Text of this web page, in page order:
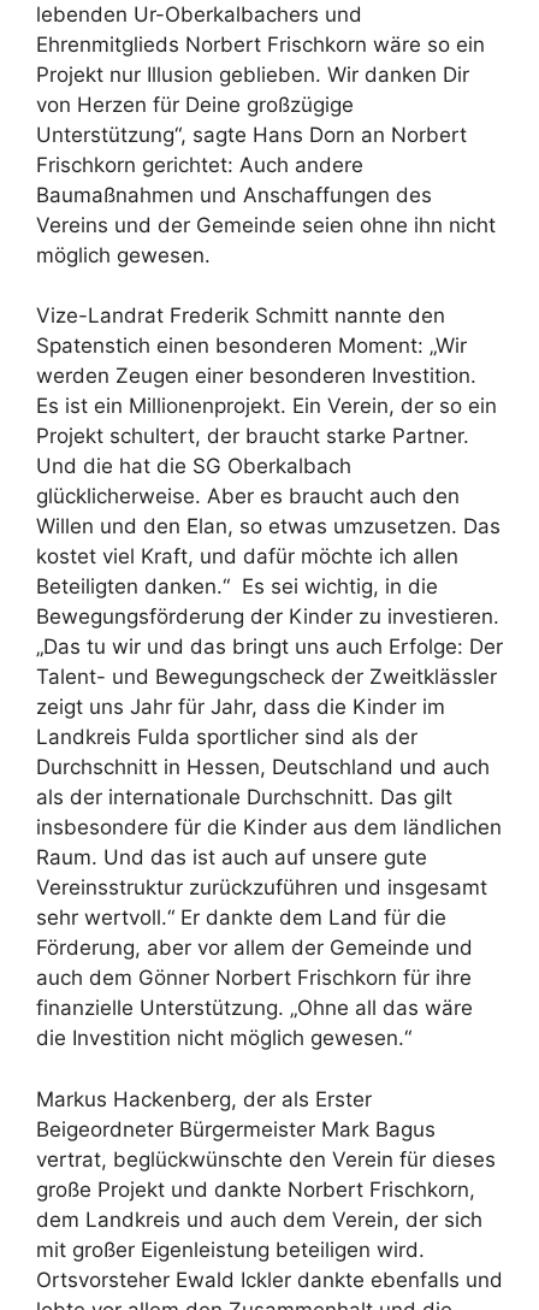
lebenden Ur-Oberkalbachers und
Ehrenmitglieds Norbert Frischkorn wäre so ein
Projekt nur Illusion geblieben. Wir danken Dir
von Herzen für Deine großzügige
Unterstützung“, sagte Hans Dorn an Norbert
Frischkorn gerichtet: Auch andere
Baumaßnahmen und Anschaffungen des
Vereins und der Gemeinde seien ohne ihn nicht
möglich gewesen.
Vize-Landrat Frederik Schmitt nannte den
Spatenstich einen besonderen Moment: „Wir
werden Zeugen einer besonderen Investition.
Es ist ein Millionenprojekt. Ein Verein, der so ein
Projekt schultert, der braucht starke Partner.
Und die hat die SG Oberkalbach
glücklicherweise. Aber es braucht auch den
Willen und den Elan, so etwas umzusetzen. Das
kostet viel Kraft, und dafür möchte ich allen
Beteiligten danken.“ Es sei wichtig, in die
Bewegungsförderung der Kinder zu investieren.
„Das tu wir und das bringt uns auch Erfolge: Der
Talent- und Bewegungscheck der Zweitklässler
zeigt uns Jahr für Jahr, dass die Kinder im
Landkreis Fulda sportlicher sind als der
Durchschnitt in Hessen, Deutschland und auch
als der internationale Durchschnitt. Das gilt
insbesondere für die Kinder aus dem ländlichen
Raum. Und das ist auch auf unsere gute
Vereinsstruktur zurückzuführen und insgesamt
sehr wertvoll.“ Er dankte dem Land für die
Förderung, aber vor allem der Gemeinde und
auch dem Gönner Norbert Frischkorn für ihre
finanzielle Unterstützung. „Ohne all das wäre
die Investition nicht möglich gewesen.“
Markus Hackenberg, der als Erster
Beigeordneter Bürgermeister Mark Bagus
vertrat, beglückwünschte den Verein für dieses
große Projekt und dankte Norbert Frischkorn,
dem Landkreis und auch dem Verein, der sich
mit großer Eigenleistung beteiligen wird.
Ortsvorsteher Ewald Ickler dankte ebenfalls und